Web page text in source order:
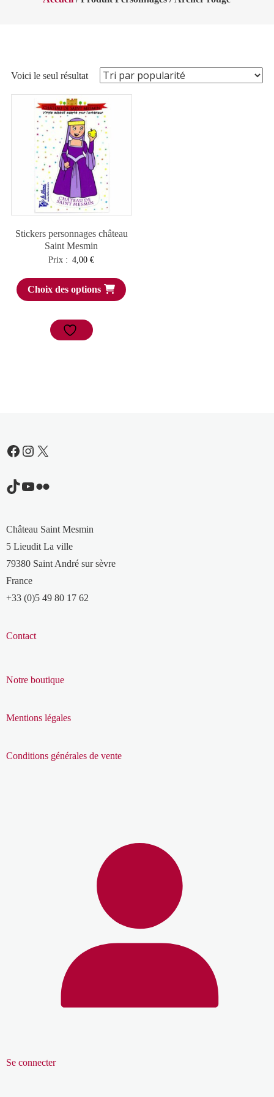
Voici le seul résultat
Stickers personnages château
Saint Mesmin
Prix : 4,00€
Choix des options
Facebook
Instagram
X
TikTok
YouTube
Flickr
Château Saint Mesmin
5 Lieudit La ville
79380 Saint André sur sèvre
France
+33 (0)5 49 80 17 62
Contact
Notre boutique
Mentions légales
Conditions générales de vente
Se connecter